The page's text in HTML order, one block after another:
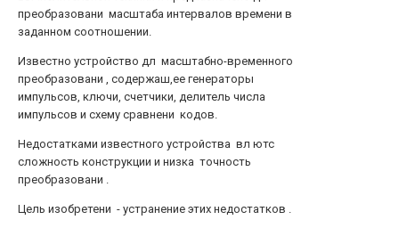
преобразовани масштаба интервалов времени в
заданном соотношении.
Известно устройство дл масштабно-временного
преобразовани , содержаш,ее генераторы
импульсов, ключи, счетчики, делитель числа
импульсов и схему сравнени кодов.
Недостатками известного устройства вл ютс
сложность конструкции и низка точность
преобразовани .
Цель изобретени - устранение этих недостатков .